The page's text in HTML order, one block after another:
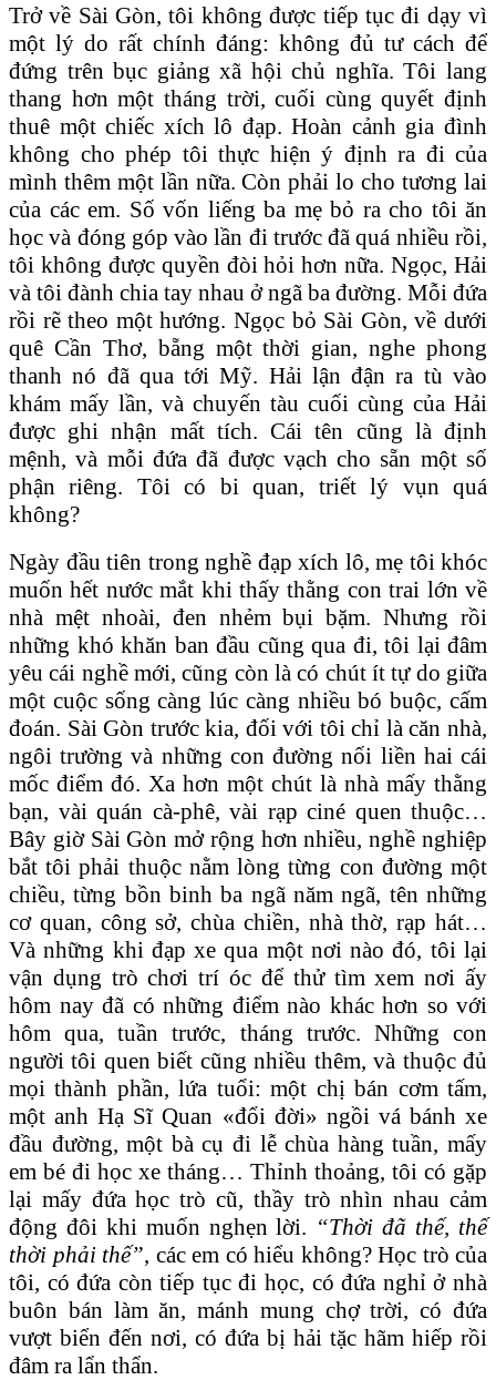
Trở về Sài Gòn, tôi không được tiếp tục đi dạy vì
một lý do rất chính đáng: không đủ tư cách để
đứng trên bục giảng xã hội chủ nghĩa. Tôi lang
thang hơn một tháng trời, cuối cùng quyết định
thuê một chiếc xích lô đạp. Hoàn cảnh gia đình
không cho phép tôi thực hiện ý định ra đi của
mình thêm một lần nữa. Còn phải lo cho tương lai
của các em. Số vốn liếng ba mẹ bỏ ra cho tôi ăn
học và đóng góp vào lần đi trước đã quá nhiều rồi,
tôi không được quyền đòi hỏi hơn nữa. Ngọc, Hải
và tôi đành chia tay nhau ở ngã ba đường. Mỗi đứa
rồi rẽ theo một hướng. Ngọc bỏ Sài Gòn, về dưới
quê Cần Thơ, bẵng một thời gian, nghe phong
thanh nó đã qua tới Mỹ. Hải lận đận ra tù vào
khám mấy lần, và chuyến tàu cuối cùng của Hải
được ghi nhận mất tích. Cái tên cũng là định
mệnh, và mỗi đứa đã được vạch cho sẵn một số
phận riêng. Tôi có bi quan, triết lý vụn quá
không?
Ngày đầu tiên trong nghề đạp xích lô, mẹ tôi khóc
muốn hết nước mắt khi thấy thằng con trai lớn về
nhà mệt nhoài, đen nhẻm bụi bặm. Nhưng rồi
những khó khăn ban đầu cũng qua đi, tôi lại đâm
yêu cái nghề mới, cũng còn là có chút ít tự do giữa
một cuộc sống càng lúc càng nhiều bó buộc, cấm
đoán. Sài Gòn trước kia, đối với tôi chỉ là căn nhà,
ngôi trường và những con đường nối liền hai cái
mốc điểm đó. Xa hơn một chút là nhà mấy thằng
bạn, vài quán cà-phê, vài rạp ciné quen thuộc…
Bây giờ Sài Gòn mở rộng hơn nhiều, nghề nghiệp
bắt tôi phải thuộc nằm lòng từng con đường một
chiều, từng bồn binh ba ngã năm ngã, tên những
cơ quan, công sở, chùa chiền, nhà thờ, rạp hát…
Và những khi đạp xe qua một nơi nào đó, tôi lại
vận dụng trò chơi trí óc để thử tìm xem nơi ấy
hôm nay đã có những điểm nào khác hơn so với
hôm qua, tuần trước, tháng trước. Những con
người tôi quen biết cũng nhiều thêm, và thuộc đủ
mọi thành phần, lứa tuổi: một chị bán cơm tấm,
một anh Hạ Sĩ Quan «đổi đời» ngồi vá bánh xe
đầu đường, một bà cụ đi lễ chùa hàng tuần, mấy
em bé đi học xe tháng… Thỉnh thoảng, tôi có gặp
lại mấy đứa học trò cũ, thầy trò nhìn nhau cảm
động đôi khi muốn nghẹn lời. “Thời đã thế, thế
thời phải thế”, các em có hiểu không? Học trò của
tôi, có đứa còn tiếp tục đi học, có đứa nghỉ ở nhà
buôn bán làm ăn, mánh mung chợ trời, có đứa
vượt biển đến nơi, có đứa bị hải tặc hãm hiếp rồi
đâm ra lẩn thẩn.